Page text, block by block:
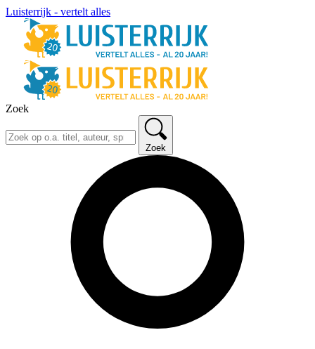
Luisterrijk - vertelt alles
Zoek
Zoek